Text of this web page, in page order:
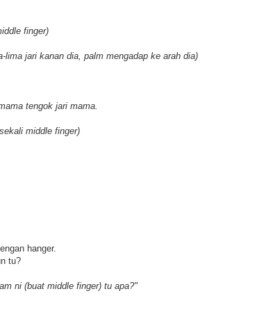
finger)
jari kanan dia, palm mengadap ke arah dia)
tengok jari mama.
middle finger)
hanger.
tu?
ni (buat middle finger) tu apa?"